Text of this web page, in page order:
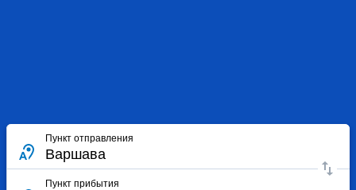
Пункт отправления
Пункт прибытия